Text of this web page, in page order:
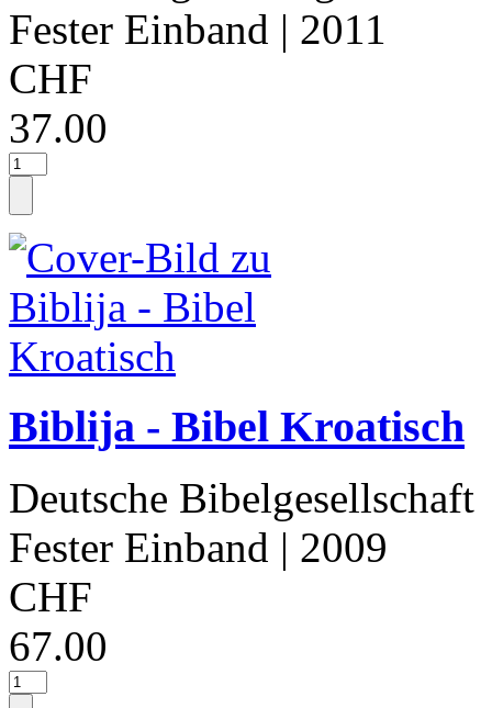
Fester Einband | 2011
CHF
37.00
Biblija - Bibel Kroatisch
Deutsche Bibelgesellschaft
Fester Einband | 2009
CHF
67.00